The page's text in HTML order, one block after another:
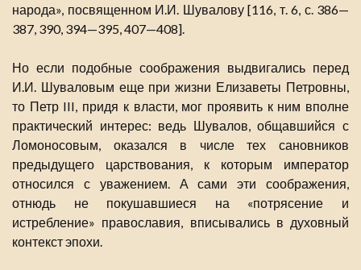
народа», посвященном И.И. Шувалову [116, т. 6, с. 386—
387, 390, 394—395, 407—408].
Но если подобные соображения выдвигались перед
И.И. Шуваловым еще при жизни Елизаветы Петровны,
то Петр III, придя к власти, мог проявить к ним вполне
практический интерес: ведь Шувалов, общавшийся с
Ломоносовым, оказался в числе тех сановников
предыдущего царствования, к которым император
относился с уважением. А сами эти соображения,
отнюдь не покушавшиеся на «потрясение и
истребление» православия, вписывались в духовный
контекст эпохи.